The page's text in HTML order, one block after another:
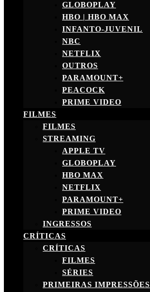
GLOBOPLAY
HBO | HBO MAX
INFANTO-JUVENIL
NBC
NETFLIX
OUTROS
PARAMOUNT+
PEACOCK
PRIME VIDEO
FILMES
FILMES
STREAMING
APPLE TV
GLOBOPLAY
HBO MAX
NETFLIX
PARAMOUNT+
PRIME VIDEO
INGRESSOS
CRÍTICAS
CRÍTICAS
FILMES
SÉRIES
PRIMEIRAS IMPRESSÕES